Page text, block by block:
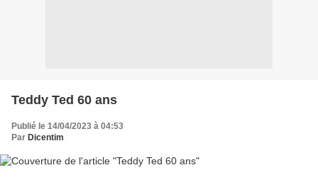
Teddy Ted 60 ans
Publié le 14/04/2023 à 04:53
Par Dicentim